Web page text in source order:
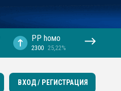
PP hомо
2300 25,22%
ВХОД / РЕГИСТРАЦИЯ